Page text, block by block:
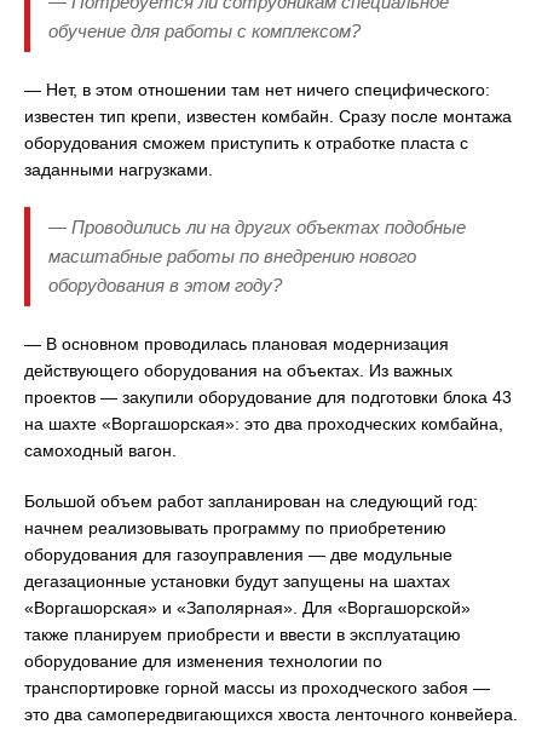
обучение для работы с комплексом?
— Нет, в этом отношении там нет ничего специфического:
известен тип крепи, известен комбайн. Сразу после монтажа
оборудования сможем приступить к отработке пласта с
заданными нагрузками.
— Проводились ли на других объектах подобные
масштабные работы по внедрению нового
оборудования в этом году?
— В основном проводилась плановая модернизация
действующего оборудования на объектах. Из важных
проектов — закупили оборудование для подготовки блока 43
на шахте «Воргашорская»: это два проходческих комбайна,
самоходный вагон.
Большой объем работ запланирован на следующий год:
начнем реализовывать программу по приобретению
оборудования для газоуправления — две модульные
дегазационные установки будут запущены на шахтах
«Воргашорская» и «Заполярная». Для «Воргашорской»
также планируем приобрести и ввести в эксплуатацию
оборудование для изменения технологии по
транспортировке горной массы из проходческого забоя —
это два самопередвигающихся хвоста ленточного конвейера.